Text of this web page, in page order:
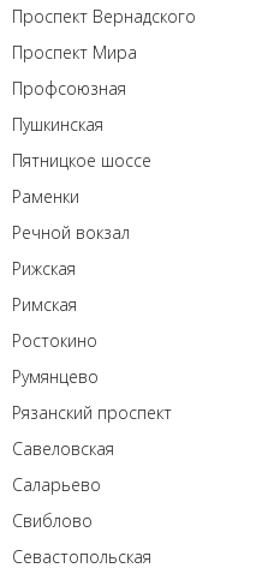
Проспект Вернадского
Проспект Мира
Профсоюзная
Пушкинская
Пятницкое шоссе
Раменки
Речной вокзал
Рижская
Римская
Ростокино
Румянцево
Рязанский проспект
Савеловская
Саларьево
Свиблово
Севастопольская